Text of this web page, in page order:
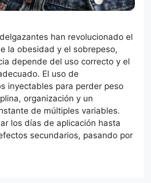
han revolucionado el
la obesidad y el sobrepeso,
depende del uso correcto y el
El uso de
inyectables para perder peso
organización y un
de múltiples variables.
los días de aplicación hasta
secundarios, pasando por